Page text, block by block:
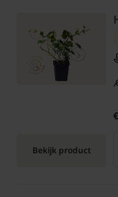
Bekijk product